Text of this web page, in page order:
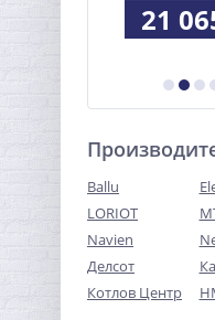
21
Ballu
LORIOT
Navien
Делсот
Котлов Центр